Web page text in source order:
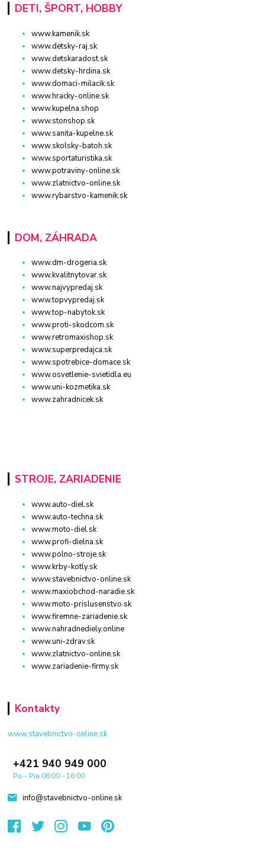
DETI, ŠPORT, HOBBY
www.kamenik.sk
www.detsky-raj.sk
www.detskaradost.sk
www.detsky-hrdina.sk
www.domaci-milacik.sk
www.hracky-online.sk
www.kupelna.shop
www.stonshop.sk
www.sanita-kupelne.sk
www.skolsky-batoh.sk
www.sportaturistika.sk
www.potraviny-online.sk
www.zlatnictvo-online.sk
www.rybarstvo-kamenik.sk
DOM, ZÁHRADA
www.dm-drogeria.sk
www.kvalitnytovar.sk
www.najvypredaj.sk
www.topvypredaj.sk
www.top-nabytok.sk
www.proti-skodcom.sk
www.retromaxishop.sk
www.superpredajca.sk
www.spotrebice-domace.sk
www.osvetlenie-svietidla.eu
www.uni-kozmetika.sk
www.zahradnicek.sk
STROJE, ZARIADENIE
www.auto-diel.sk
www.auto-techna.sk
www.moto-diel.sk
www.profi-dielna.sk
www.polno-stroje.sk
www.krby-kotly.sk
www.stavebnictvo-online.sk
www.maxiobchod-naradie.sk
www.moto-prislusenstvo.sk
www.firemne-zariadenie.sk
www.nahradnediely.online
www.uni-zdrav.sk
www.zlatnictvo-online.sk
www.zariadenie-firmy.sk
Kontakty
www.stavebnictvo-online.sk
+421 940 949 000
Po - Pia 08:00 - 16:00
info@stavebnictvo-online.sk